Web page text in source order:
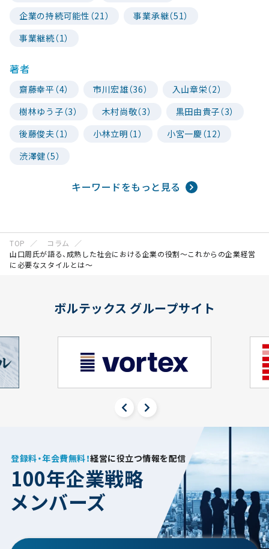
企業の持続可能性（21）
事業承継（51）
事業継続（1）
著者
齋藤幸平（4） 市川宏雄（36）
入山章栄（2）
樹林ゆう子（3）
木村尚敬（3）
黒田由貴子（3）
後藤俊夫（1）
小林立明（1）
小宮一慶（12）
渋澤健（5）
キーワードをもっと見る
TOP
コラム
山口周氏が語る、成熟した社会における企業の役割〜これからの企業経営
に必要なスタイルとは〜
ボルテックス グループサイト
登録料・年会費無料！経営に役立つ情報を配信
100年企業戦略
メンバーズ